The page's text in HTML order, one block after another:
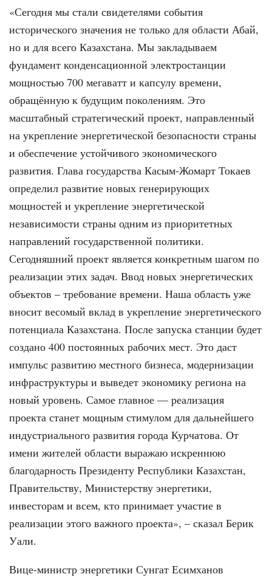
«Сегодня мы стали свидетелями события
исторического значения не только для области Абай,
но и для всего Казахстана. Мы закладываем
фундамент конденсационной электростанции
мощностью 700 мегаватт и капсулу времени,
обращённую к будущим поколениям. Это
масштабный стратегический проект, направленный
на укрепление энергетической безопасности страны
и обеспечение устойчивого экономического
развития. Глава государства Касым-Жомарт Токаев
определил развитие новых генерирующих
мощностей и укрепление энергетической
независимости страны одним из приоритетных
направлений государственной политики.
Сегодняшний проект является конкретным шагом по
реализации этих задач. Ввод новых энергетических
объектов – требование времени. Наша область уже
вносит весомый вклад в укрепление энергетического
потенциала Казахстана. После запуска станции будет
создано 400 постоянных рабочих мест. Это даст
импульс развитию местного бизнеса, модернизации
инфраструктуры и выведет экономику региона на
новый уровень. Самое главное — реализация
проекта станет мощным стимулом для дальнейшего
индустриального развития города Курчатова. От
имени жителей области выражаю искреннюю
благодарность Президенту Республики Казахстан,
Правительству, Министерству энергетики,
инвесторам и всем, кто принимает участие в
реализации этого важного проекта», – сказал Берик
Уали.
Вице-министр энергетики Сунгат Есимханов